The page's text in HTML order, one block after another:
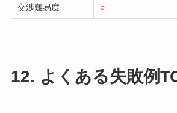
交渉難易度 ○
12. よくある失敗例